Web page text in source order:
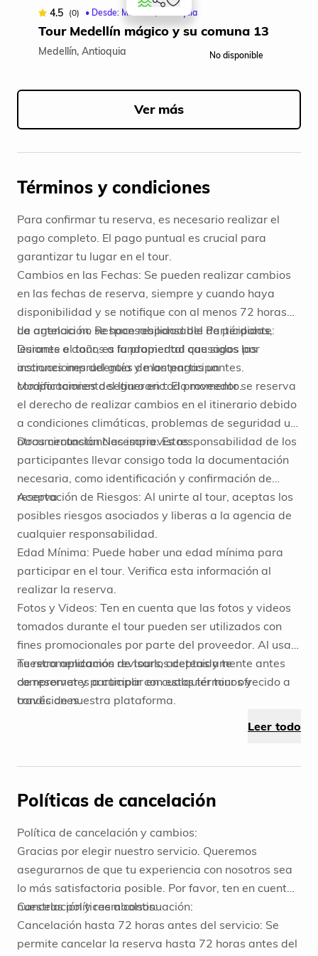
4.5 (0) • Desde: Medellín, Antioquia
Tour Medellín mágico y su comuna 13
Medellín, Antioquia No disponible
1
5
Ver más
Términos y condiciones
Para confirmar tu reserva, es necesario realizar el
pago completo. El pago puntual es crucial para
garantizar tu lugar en el tour.
Cambios en las Fechas: Se pueden realizar cambios
en las fechas de reserva, siempre y cuando haya
disponibilidad y se notifique con al menos 72 horas
de antelación. Responsabilidad del Participante:
Durante el tour, es fundamental que sigas las
instrucciones del guía y mantengas un
comportamiento seguro en todo momento.
La agencia no se hace responsable de pérdidas,
lesiones o daños a la propiedad causados por
acciones imprudentes de los participantes.
Modificaciones del Itinerario: El proveedor se reserva
el derecho de realizar cambios en el itinerario debido
a condiciones climáticas, problemas de seguridad u
otras circunstancias imprevistas.
Documentación Necesaria: Es responsabilidad de los
participantes llevar consigo toda la documentación
necesaria, como identificación y confirmación de
reserva.
Aceptación de Riesgos: Al unirte al tour, aceptas los
posibles riesgos asociados y liberas a la agencia de
cualquier responsabilidad.
Edad Mínima: Puede haber una edad mínima para
participar en el tour. Verifica esta información al
realizar la reserva.
Fotos y Videos: Ten en cuenta que las fotos y videos
tomados durante el tour pueden ser utilizados con
fines promocionales por parte del proveedor. Al usar
nuestra aplicación de tours, aceptas y te
comprometes a cumplir con estos términos y
condiciones.
Te recomendamos revisarlos detenidamente antes
de reservar y participar en cualquier tour ofrecido a
través de nuestra plataforma.
Leer todo
Políticas de cancelación
Política de cancelación y cambios:
Gracias por elegir nuestro servicio. Queremos
asegurarnos de que tu experiencia con nosotros sea
lo más satisfactoria posible. Por favor, ten en cuenta
nuestras políticas a continuación:
Cancelación y reembolsos:
Cancelación hasta 72 horas antes del servicio: Se
permite cancelar la reserva hasta 72 horas antes del